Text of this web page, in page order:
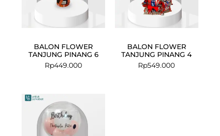
BALON FLOWER
TANJUNG PINANG 6
Rp449.000
BALON FLOWER
TANJUNG PINANG 4
Rp549.000